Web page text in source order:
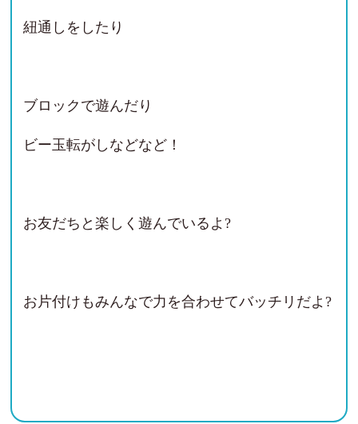
紐通しをしたり
ブロックで遊んだり
ビー玉転がしなどなど！
お友だちと楽しく遊んでいるよ?
お片付けもみんなで力を合わせてバッチリだよ?